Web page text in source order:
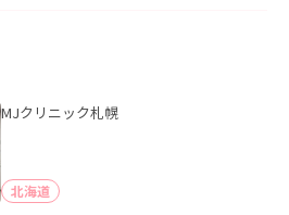
MJクリニック札幌
北海道